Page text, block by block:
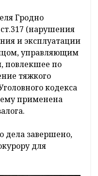
Гродно
(нарушения
и эксплуатации
управляющим
повлекшее по
тяжкого
кодекса
применена
дела завершено,
для